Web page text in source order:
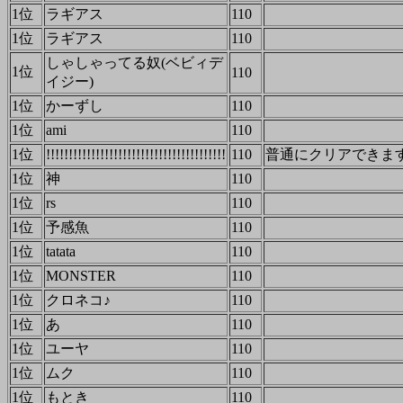
1位 ラギアス
110
1位
ラギアス 110
1位
しゃしゃってる奴(ベビィデ
イジー)
110
1位 かーずし
110
1位
ami
110
1位
!!!!!!!!!!!!!!!!!!!!!!!!!!!!!!!!!!!!!!!! 110
普通にクリアできま
1位
神
110
1位
rs
110
1位
予感魚
110
1位
tatata
110
1位
MONSTER
110
1位
クロネコ♪
110
1位
あ
110
1位
ユーヤ
110
1位
ムク
110
1位
もとき 110